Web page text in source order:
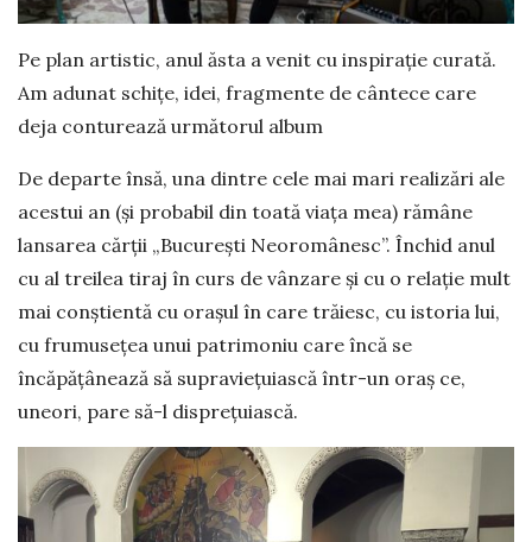
Pe plan artistic, anul ăsta a venit cu inspirație curată.
Am adunat schițe, idei, fragmente de cântece care
deja conturează următorul album
De departe însă, una dintre cele mai mari realizări ale
acestui an (și probabil din toată viața mea) rămâne
lansarea cărții „București Neoromânesc”. Închid anul
cu al treilea tiraj în curs de vânzare și cu o relație mult
mai conștientă cu orașul în care trăiesc, cu istoria lui,
cu frumusețea unui patrimoniu care încă se
încăpățânează să supraviețuiască într-un oraș ce,
uneori, pare să-l disprețuiască.